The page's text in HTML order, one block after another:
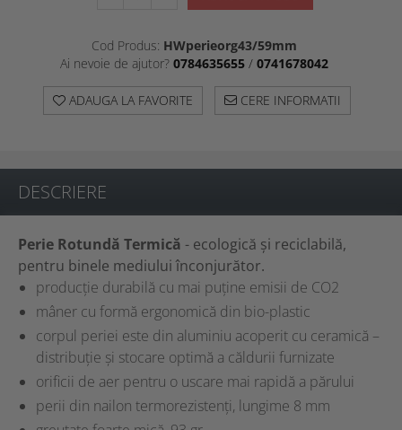
Cod Produs: HWperieorg43/59mm
Ai nevoie de ajutor? 0784635655 / 0741678042
ADAUGA LA FAVORITE CERE INFORMATII
DESCRIERE
Perie Rotundă Termică - ecologică și reciclabilă,
pentru binele mediului înconjurător.
producție durabilă cu mai puține emisii de CO2
mâner cu formă ergonomică din bio-plastic
corpul periei este din aluminiu acoperit cu ceramică –
distribuție și stocare optimă a căldurii furnizate
orificii de aer pentru o uscare mai rapidă a părului
perii din nailon termorezistenți, lungime 8 mm